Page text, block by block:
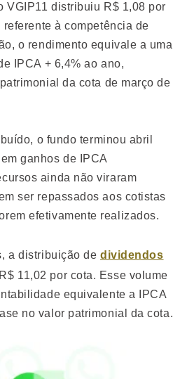
VGIP11 distribuiu R$ 1,08 por
à competência de
o rendimento equivale a uma
IPCA + 6,4% ao ano,
da cota de março de
o fundo terminou abril
ganhos de IPCA
ainda não viraram
ser repassados aos cotistas
efetivamente realizados.
a distribuição de dividendos
11,02 por cota. Esse volume
equivalente a IPCA
no valor patrimonial da cota.